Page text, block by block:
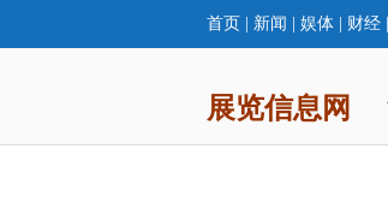
首页 新闻 娱体 财经
展览信息网